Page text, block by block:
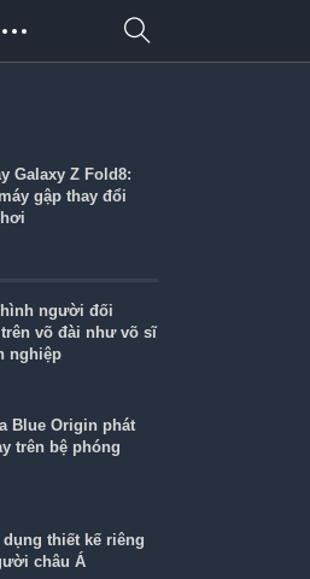
Galaxy Z Fold8:
gập thay đổi
hình người đối
trên võ đài như võ sĩ
nghiệp
Blue Origin phát
trên bệ phóng
thiết kế riêng
châu Á